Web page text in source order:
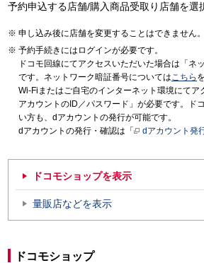
予約申込する店舗/購入商品受取り店舗を選
申し込み後に店舗を変更することはできません。
予約手続きにはログインが必要です。
ドコモ回線にてアクセスいただいた場合は「ネ
です。ネットワーク暗証番号についてはこちら
Wi-Fiまたはご自宅のインターネット環境にてア
アカウントのID／パスワード」が必要です。ド
い方も、dアカウントの発行が可能です。
dアカウントの発行・確認は「
dアカウント発
ドコモショップを表示
量販店などを表示
ドコモショップ